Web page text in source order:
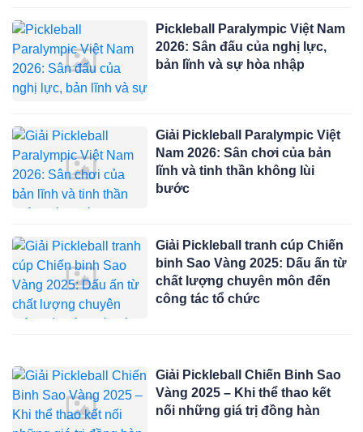
Pickleball Paralympic Việt Nam
2026: Sân đấu của nghị lực,
bản lĩnh và sự hòa nhập
Giải Pickleball Paralympic Việt
Nam 2026: Sân chơi của bản
lĩnh và tinh thần không lùi
bước
Giải Pickleball tranh cúp Chiến
binh Sao Vàng 2025: Dấu ấn từ
chất lượng chuyên môn đến
công tác tổ chức
Giải Pickleball Chiến Binh Sao
Vàng 2025 – Khi thể thao kết
nối những giá trị đồng hàn